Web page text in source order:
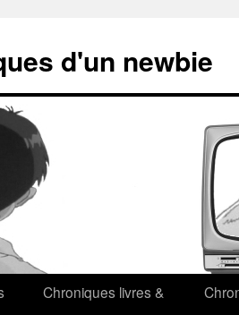
d'un newbie
Chroniques livres &